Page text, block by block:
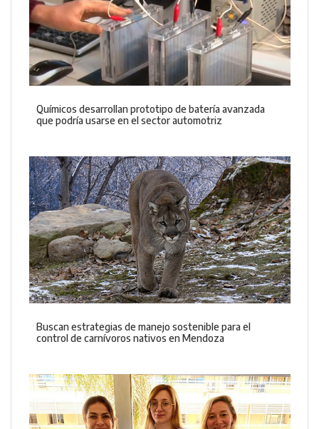
Químicos desarrollan prototipo de batería avanzada
que podría usarse en el sector automotriz
Buscan estrategias de manejo sostenible para el
control de carnívoros nativos en Mendoza